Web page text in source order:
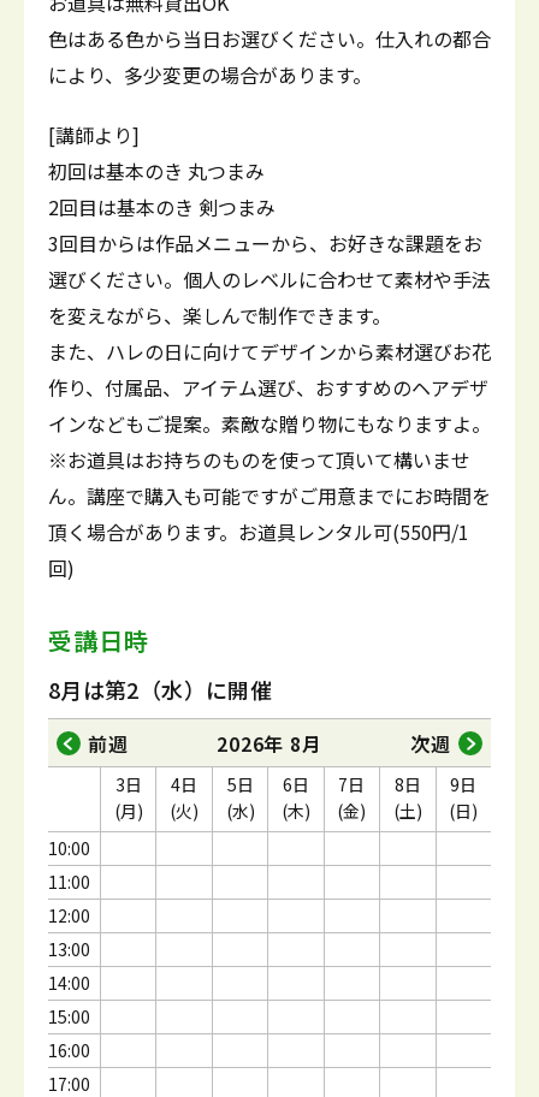
色はある色から当日お選びください。仕入れの都合
により、多少変更の場合があります。
[講師より]
初回は基本のき 丸つまみ
2回目は基本のき 剣つまみ
3回目からは作品メニューから、お好きな課題をお
選びください。個人のレベルに合わせて素材や手法
を変えながら、楽しんで制作できます。
また、ハレの日に向けてデザインから素材選びお花
作り、付属品、アイテム選び、おすすめのヘアデザ
インなどもご提案。素敵な贈り物にもなりますよ。
※お道具はお持ちのものを使って頂いて構いませ
ん。講座で購入も可能ですがご用意までにお時間を
頂く場合があります。お道具レンタル可(550円/1
回)
受講日時
8月は第2（水）に開催
前週 2026年 8月 次週
10:00
11:00
12:00
13:00
14:00
15:00
16:00
17:00
3日
(月)
4日
(火)
5日
(水)
6日
(木)
7日
(金)
8日
(土)
9日
(日)